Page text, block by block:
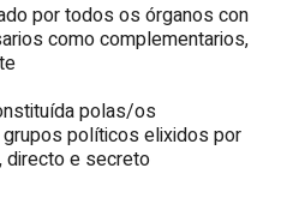
por todos os órganos con
como complementarios,
polas/os
políticos elixidos por
directo e secreto